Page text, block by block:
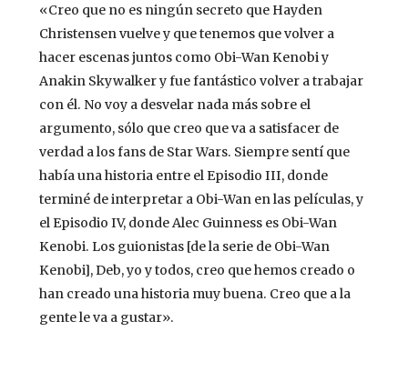
«Creo que no es ningún secreto que Hayden
Christensen vuelve y que tenemos que volver a
hacer escenas juntos como Obi-Wan Kenobi y
Anakin Skywalker y fue fantástico volver a trabajar
con él. No voy a desvelar nada más sobre el
argumento, sólo que creo que va a satisfacer de
verdad a los fans de Star Wars. Siempre sentí que
había una historia entre el Episodio III, donde
terminé de interpretar a Obi-Wan en las películas, y
el Episodio IV, donde Alec Guinness es Obi-Wan
Kenobi. Los guionistas [de la serie de Obi-Wan
Kenobi], Deb, yo y todos, creo que hemos creado o
han creado una historia muy buena. Creo que a la
gente le va a gustar».